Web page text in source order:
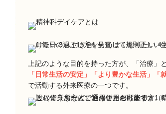
上記のような目的を持った方が、「治療」
「日常生活の安定」「より豊かな生活」「
で活動する外来医療の一つです。